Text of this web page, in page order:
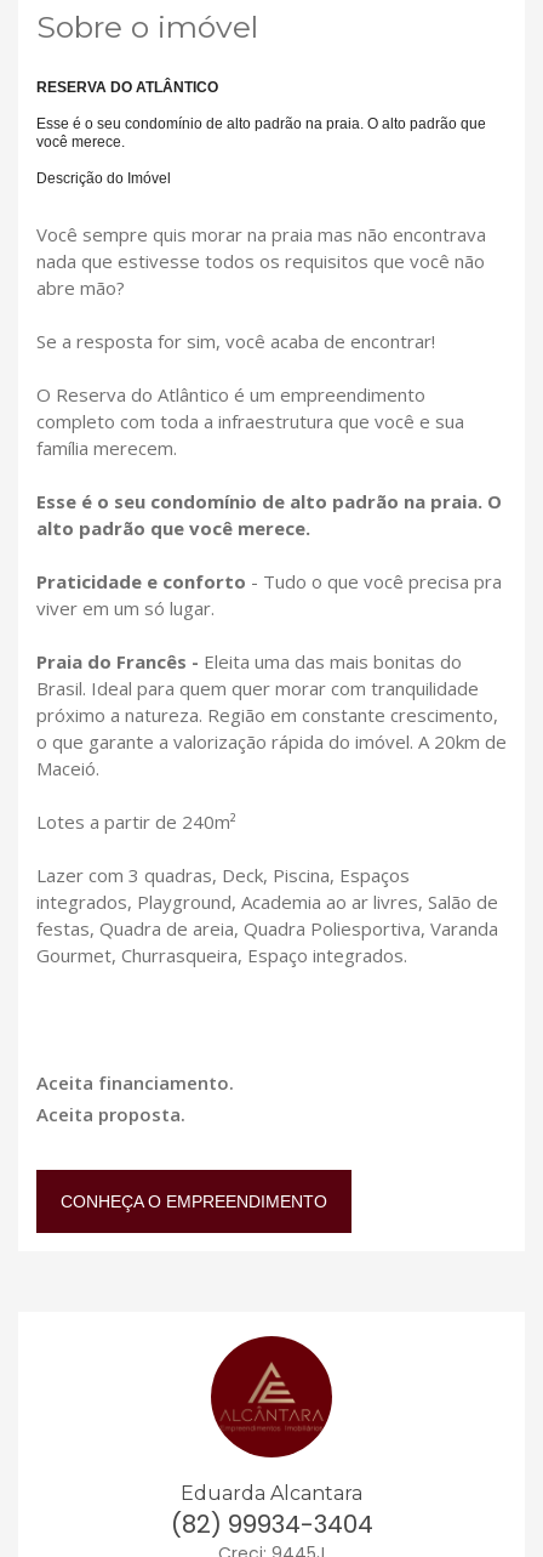
Sobre o imóvel
RESERVA DO ATLÂNTICO
Esse é o seu condomínio de alto padrão na praia. O alto padrão que
você merece.
Descrição do Imóvel
Você sempre quis morar na praia mas não encontrava
nada que estivesse todos os requisitos que você não
abre mão?
Se a resposta for sim, você acaba de encontrar!
O Reserva do Atlântico é um empreendimento
completo com toda a infraestrutura que você e sua
família merecem.
Esse é o seu condomínio de alto padrão na praia. O
alto padrão que você merece.
Praticidade e conforto - Tudo o que você precisa pra
viver em um só lugar.
Praia do Francês - Eleita uma das mais bonitas do
Brasil. Ideal para quem quer morar com tranquilidade
próximo a natureza. Região em constante crescimento,
o que garante a valorização rápida do imóvel. A 20km de
Maceió.
Lotes a partir de 240m²
Lazer com 3 quadras, Deck, Piscina, Espaços
integrados, Playground, Academia ao ar livres, Salão de
festas, Quadra de areia, Quadra Poliesportiva, Varanda
Gourmet, Churrasqueira, Espaço integrados.
Aceita financiamento.
Aceita proposta.
CONHEÇA O EMPREENDIMENTO
Eduarda Alcantara
(82) 99934-3404